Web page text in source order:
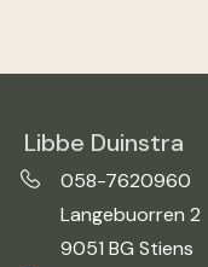
Libbe Duinstra
058-7620960
Langebuorren 2
9051 BG Stiens